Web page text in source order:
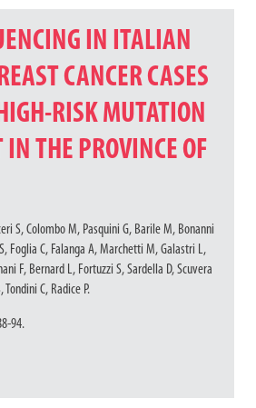
IN ITALIAN
CANCER CASES
RISK MUTATION
IN THE PROVINCE OF
S, Colombo M, Pasquini G, Barile M, Bonanni
Foglia C, Falanga A, Marchetti M, Galastri L,
F, Bernard L, Fortuzzi S, Sardella D, Scuvera
C, Radice P.
94.